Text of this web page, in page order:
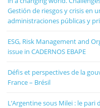
Gestión de riesgos y crisis en
administraciones públicas y
ESG, Risk Management and
issue in CADERNOS EBAPE
Défis et perspectives de la
France – Brésil
L’Argentine sous Milei : le